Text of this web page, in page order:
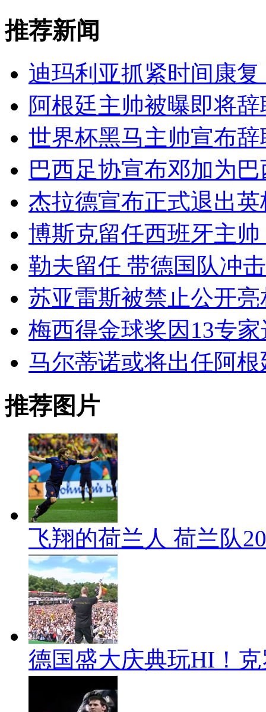
推荐新闻
迪玛利亚抓紧时间康
阿根廷主帅被曝即将
世界杯黑马主帅宣布辞
巴西足协宣布邓加为
杰拉德宣布正式退出
博斯克留任西班牙主
勒夫留任 带德国队冲
苏亚雷斯被禁止公开亮
梅西得金球奖因13专
马尔蒂诺或将出任阿
推荐图片
飞翔的荷兰人 荷兰队
德国盛大庆典玩HI！